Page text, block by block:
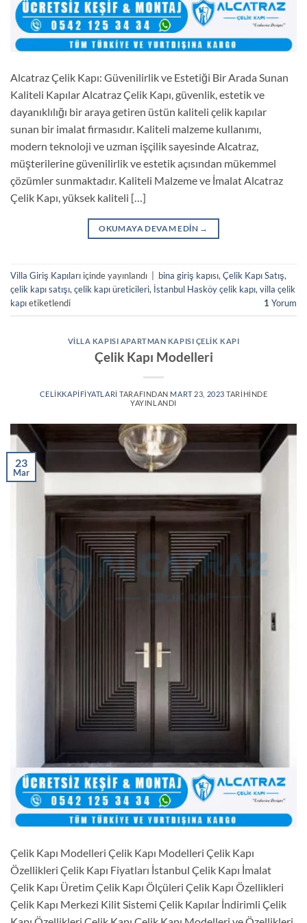
Alcatraz Çelik Kapı: Güvenilirlik ve Estetiği Bir Arada Sunan
Kaliteli Kapılar Alcatraz Çelik Kapı, güvenlik, estetik ve
dayanıklılığı bir araya getiren üstün kaliteli çelik kapılar
sunan bir imalat firmasıdır. Kaliteli malzeme kullanımı,
modern teknoloji ve uzman işçilik sayesinde Alcatraz,
müşterilerine güvenilirlik ve estetik açısından mükemmel
çözümler sunmaktadır. Kaliteli Malzeme ve İmalat Alcatraz
Çelik Kapı, yüksek kaliteli […]
OKUMAYA DEVAM EDIN →
Villa Giriş Kapıları içinde yayınlandı bina giriş kapısı,Çelik Kapı Satış,
çelik kapı satışı,çelik kapı üreticileri, İstanbul Hasköy çelik kapı,villa çelik
kapıetiketlendi 1 Yorum
VILLA KAPISI APARTMAN KAPISI ÇELIK KAPI
Çelik Kapı Modelleri
CELIKKAPIFIYATLARI TARAFINDAN MART 23, 2023 TARIHINDE
YAYINLANDI
23
Mar
Çelik Kapı Modelleri Çelik Kapı Modelleri Çelik Kapı
Özellikleri Çelik Kapı Fiyatları İstanbul Çelik Kapı İmalat
Çelik Kapı Üretim Çelik Kapı Ölçüleri Çelik Kapı Özellikleri
Çelik Kapı Merkezi Kilit Sistemi Çelik Kapılar İndirimli Çelik